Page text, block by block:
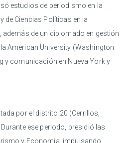
estudios de periodismo en la
de Ciencias Políticas en la
además de un diplomado en gestión
American University (Washington
y comunicación en Nueva York y
por el distrito 20 (Cerrillos,
ese periodo, presidió las
y Economía, impulsando